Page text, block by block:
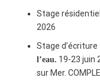
Stage
2026
Stage d’écriture :
l’eau. 19-23 juin
sur Mer.